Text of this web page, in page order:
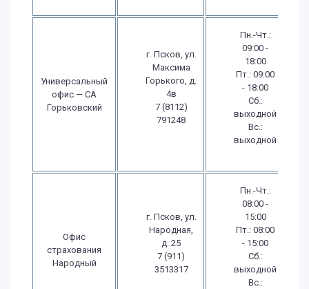
Универсальный
офис — СА
Горьковский
г. Псков, ул.
Максима
Горького, д.
4в
7 (8112)
791248
Пн.-Чт.:
09:00 -
18:00
Пт.: 09:00
- 18:00
Сб.:
выходной
Вс.:
выходной
Офис
страхования
Народный
г. Псков, ул.
Народная,
д. 25
7 (911)
3513317
Пн.-Чт.:
08:00 -
15:00
Пт.: 08:00
- 15:00
Сб.:
выходной
Вс.: